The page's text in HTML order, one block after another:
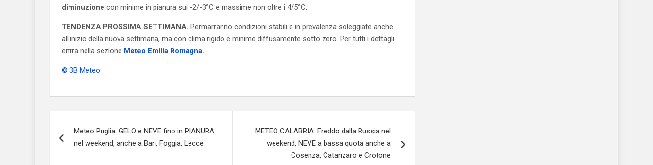
diminuzione con minime in pianura sui -2/-3°C e massime non oltre i 4/5°C.
TENDENZA PROSSIMA SETTIMANA. Permarranno condizioni stabili e in prevalenza soleggiate anche
all’inizio della nuova settimana, ma con clima rigido e minime diffusamente sotto zero. Per tutti i dettagli
entra nella sezione Meteo Emilia Romagna.
© 3B Meteo
articoli
Meteo Puglia: GELO e NEVE fino in PIANURA
nel weekend, anche a Bari, Foggia, Lecce
METEO CALABRIA. Freddo dalla Russia nel
weekend, NEVE a bassa quota anche a
Cosenza, Catanzaro e Crotone